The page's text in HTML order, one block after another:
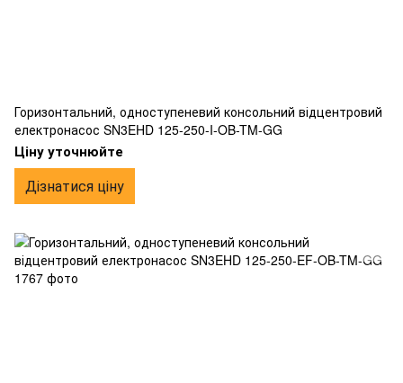
Горизонтальний, одноступеневий консольний відцентровий
електронасос SN3EHD 125-250-I-OB-TM-GG
Ціну уточнюйте
Дізнатися ціну